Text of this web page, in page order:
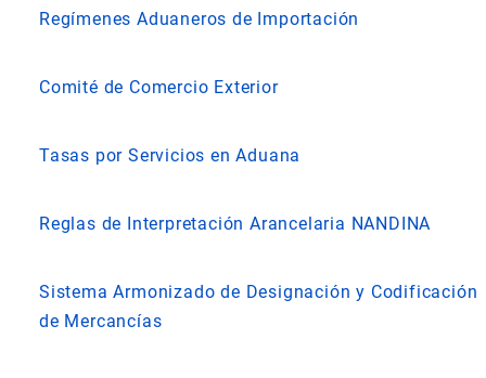
Regímenes Aduaneros de Importación
Comité de Comercio Exterior
Tasas por Servicios en Aduana
Reglas de Interpretación Arancelaria NANDINA
Sistema Armonizado de Designación y Codificación
de Mercancías